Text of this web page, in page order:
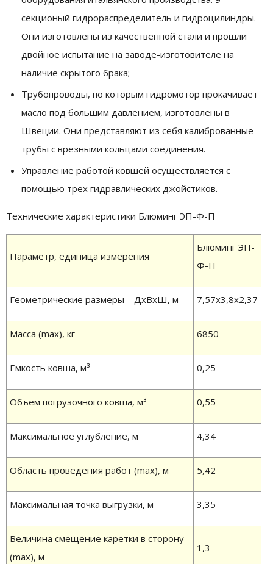
секционый гидрораспределитель и гидроцилиндры.
Они изготовлены из качественной стали и прошли
двойное испытание на заводе-изготовителе на
наличие скрытого брака;
Трубопроводы, по которым гидромотор прокачивает
масло под большим давлением, изготовлены в
Швеции. Они представляют из себя калиброванные
трубы с врезными кольцами соединения.
Управление работой ковшей осуществляется с
помощью трех гидравлических джойстиков.
Технические характеристики Блюминг ЭП-Ф-П
Параметр, единица измерения
Блюминг ЭП-
Ф-П
Геометрические размеры – ДхВхШ, м 7,57х3,8х2,37
Масса (max), кг 6850
Емкость ковша, м³ 0,25
Объем погрузочного ковша, м³ 0,55
Максимальное углубление, м 4,34
Область проведения работ (max), м 5,42
Максимальная точка выгрузки, м 3,35
Величина смещение каретки в сторону
(max), м
1,3